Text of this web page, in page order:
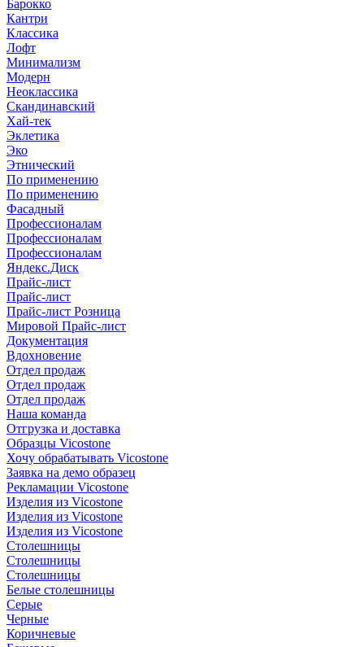
Барокко
Кантри
Классика
Лофт
Минимализм
Модерн
Неоклассика
Скандинавский
Хай-тек
Эклетика
Эко
Этнический
По применению
По применению
Фасадный
Профессионалам
Профессионалам
Профессионалам
Яндекс.Диск
Прайс-лист
Прайс-лист
Прайс-лист Розница
Мировой Прайс-лист
Документация
Вдохновение
Отдел продаж
Отдел продаж
Отдел продаж
Наша команда
Отгрузка и доставка
Образцы Vicostone
Хочу обрабатывать Vicostone
Заявка на демо образец
Рекламации Vicostone
Изделия из Vicostone
Изделия из Vicostone
Изделия из Vicostone
Столешницы
Столешницы
Столешницы
Белые столешницы
Серые
Черные
Коричневые